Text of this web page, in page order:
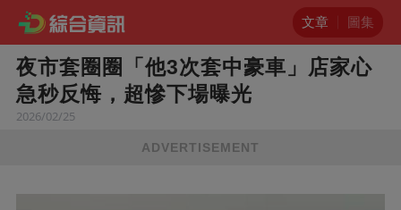
文章 圖集
夜市套圈圈「他3次套中豪車」店家心
急秒反悔，超慘下場曝光
2026/02/25
ADVERTISEMENT